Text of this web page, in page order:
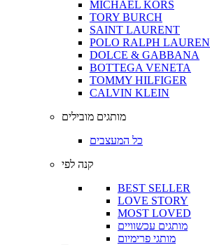
MICHAEL KORS
TORY BURCH
SAINT LAURENT
POLO RALPH LAUREN
DOLCE & GABBANA
BOTTEGA VENETA
TOMMY HILFIGER
CALVIN KLEIN
מותגים מובילים
כל המעצבים
קנה לפי
BEST SELLER
LOVE STORY
MOST LOVED
מותגים עכשוויים
מותגי פרימיום